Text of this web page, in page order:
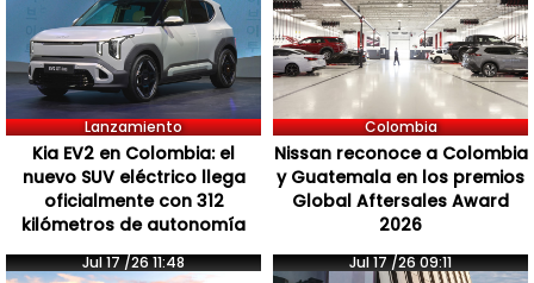
Lanzamiento
Kia EV2 en Colombia: el
nuevo SUV eléctrico llega
oficialmente con 312
kilómetros de autonomía
Colombia
Nissan reconoce a Colombia
y Guatemala en los premios
Global Aftersales Award
2026
Jul 17 /26 11:48 Jul 17 /26 09:11